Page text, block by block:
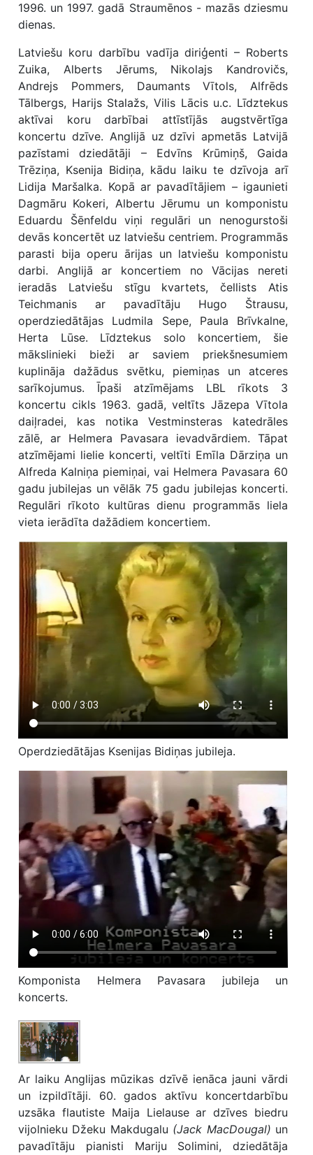
1996. un 1997. gadā Straumēnos - mazās dziesmu
dienas.
Latviešu koru darbību vadīja diriģenti – Roberts
Zuika, Alberts Jērums, Nikolajs Kandrovičs,
Andrejs Pommers, Daumants Vītols, Alfrēds
Tālbergs, Harijs Stalažs, Vilis Lācis u.c. Līdztekus
aktīvai koru darbībai attīstījās augstvērtīga
koncertu dzīve. Anglijā uz dzīvi apmetās Latvijā
pazīstami dziedātāji – Edvīns Krūmiņš, Gaida
Trēziņa, Ksenija Bidiņa, kādu laiku te dzīvoja arī
Lidija Maršalka. Kopā ar pavadītājiem – igaunieti
Dagmāru Kokeri, Albertu Jērumu un komponistu
Eduardu Šēnfeldu viņi regulāri un nenogurstoši
devās koncertēt uz latviešu centriem. Programmās
parasti bija operu ārijas un latviešu komponistu
darbi. Anglijā ar koncertiem no Vācijas nereti
ieradās Latviešu stīgu kvartets, čellists Atis
Teichmanis ar pavadītāju Hugo Štrausu,
operdziedātājas Ludmila Sepe, Paula Brīvkalne,
Herta Lūse. Līdztekus solo koncertiem, šie
mākslinieki bieži ar saviem priekšnesumiem
kuplināja dažādus svētku, piemiņas un atceres
sarīkojumus. Īpaši atzīmējams LBL rīkots 3
koncertu cikls 1963. gadā, veltīts Jāzepa Vītola
daiļradei, kas notika Vestminsteras katedrāles
zālē, ar Helmera Pavasara ievadvārdiem. Tāpat
atzīmējami lielie koncerti, veltīti Emīla Dārziņa un
Alfreda Kalniņa piemiņai, vai Helmera Pavasara 60
gadu jubilejas un vēlāk 75 gadu jubilejas koncerti.
Regulāri rīkoto kultūras dienu programmās liela
vieta ierādīta dažādiem koncertiem.
Operdziedātājas Ksenijas Bidiņas jubileja.
Komponista Helmera Pavasara jubileja un
koncerts.
Ar laiku Anglijas mūzikas dzīvē ienāca jauni vārdi
un izpildītāji. 60. gados aktīvu koncertdarbību
uzsāka flautiste Maija Lielause ar dzīves biedru
vijolnieku Džeku Makdugalu (Jack MacDougal) un
pavadītāju pianisti Mariju Solimini, dziedātāja